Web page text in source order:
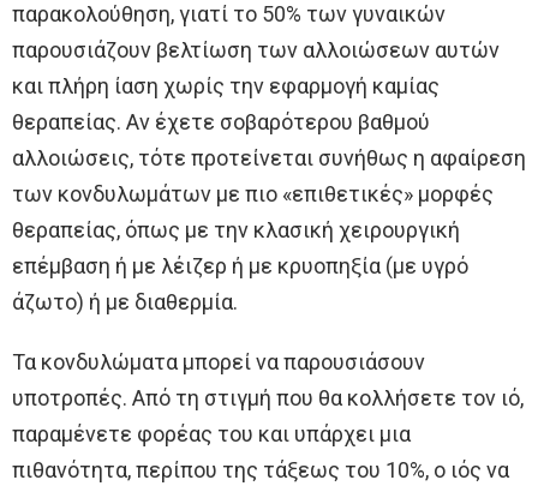
παρακολούθηση, γιατί το 50% των γυναικών
παρουσιάζουν βελτίωση των αλλοιώσεων αυτών
και πλήρη ίαση χωρίς την εφαρμογή καμίας
θεραπείας. Aν έχετε σοβαρότερου βαθμού
αλλοιώσεις, τότε προτείνεται συνήθως η αφαίρεση
των κονδυλωμάτων με πιο «επιθετικές» μορφές
θεραπείας, όπως με την κλασική χειρουργική
επέμβαση ή με λέιζερ ή με κρυοπηξία (με υγρό
άζωτο) ή με διαθερμία.
Τα κονδυλώματα μπορεί να παρουσιάσουν
υποτροπές. Aπό τη στιγμή που θα κολλήσετε τον ιό,
παραμένετε φορέας του και υπάρχει μια
πιθανότητα, περίπου της τάξεως του 10%, ο ιός να